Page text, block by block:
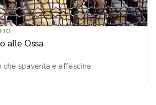
alle Ossa
che spaventa e affascina